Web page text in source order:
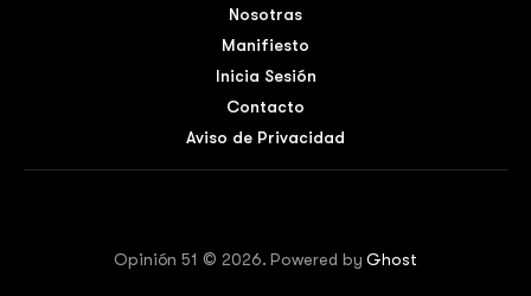
Nosotras
Manifiesto
Inicia Sesión
Contacto
Aviso de Privacidad
Opinión 51 © 2026. Powered byGhost